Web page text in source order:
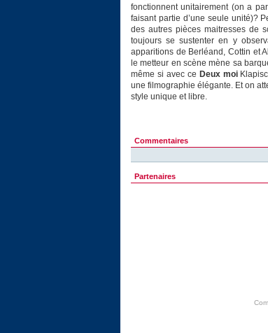
fonctionnent unitairement (on a
faisant partie d’une seule unité)?
des autres pièces maitresses de
toujours se sustenter en y
apparitions de Berléand, Cottin et
le metteur en scène mène sa
même si avec ce Deux moi
une filmographie élégante. Et on
style unique et libre.
Commentaires
Partenaires